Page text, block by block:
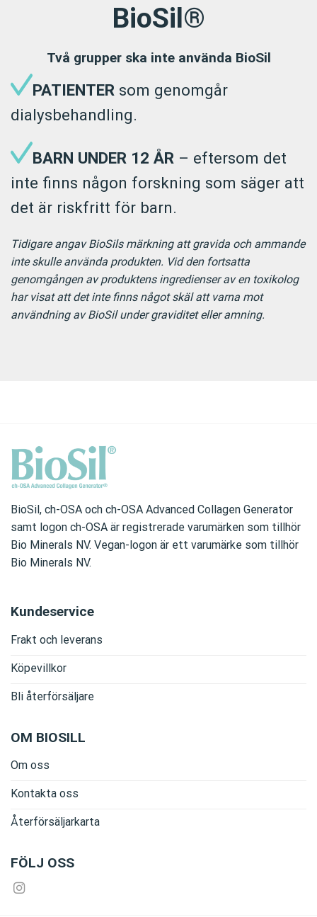
BioSil®
Två grupper ska inte använda BioSil
PATIENTER som genomgår
dialysbehandling.
BARN UNDER 12 ÅR – eftersom det
inte finns någon forskning som säger att
det är riskfritt för barn.
Tidigare angav BioSils märkning att gravida och ammande
inte skulle använda produkten. Vid den fortsatta
genomgången av produktens ingredienser av en toxikolog
har visat att det inte finns något skäl att varna mot
användning av BioSil under graviditet eller amning.
BioSil, ch-OSA och ch-OSA Advanced Collagen Generator
samt logon ch-OSA är registrerade varumärken som tillhör
Bio Minerals NV. Vegan-logon är ett varumärke som tillhör
Bio Minerals NV.
Kundeservice
Frakt och leverans
Köpevillkor
Bli återförsäljare
OM BIOSILL
Om oss
Kontakta oss
Återförsäljarkarta
FÖLJ OSS